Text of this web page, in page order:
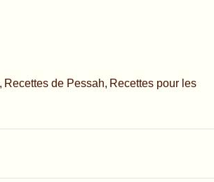
Recettes de Pessah Recettes pour les